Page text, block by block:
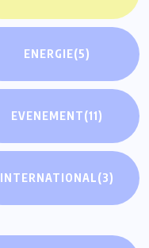
ENERGIE(5)
EVENEMENT(11)
INTERNATIONAL(3)